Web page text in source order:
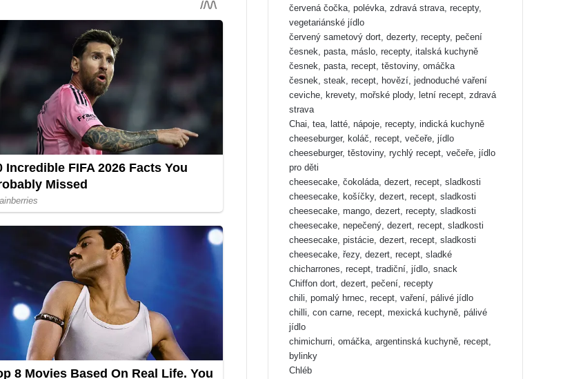
červená čočka, polévka, zdravá strava, recepty,
vegetariánské jídlo
červený sametový dort, dezerty, recepty, pečení
česnek, pasta, máslo, recepty, italská kuchyně
česnek, pasta, recept, těstoviny, omáčka
česnek, steak, recept, hovězí, jednoduché vaření
ceviche, krevety, mořské plody, letní recept, zdravá
strava
Chai, tea, latté, nápoje, recepty, indická kuchyně
cheeseburger, koláč, recept, večeře, jídlo
cheeseburger, těstoviny, rychlý recept, večeře, jídlo
pro děti
cheesecake, čokoláda, dezert, recept, sladkosti
cheesecake, košíčky, dezert, recept, sladkosti
cheesecake, mango, dezert, recepty, sladkosti
cheesecake, nepečený, dezert, recept, sladkosti
cheesecake, pistácie, dezert, recept, sladkosti
cheesecake, řezy, dezert, recept, sladké
chicharrones, recept, tradiční, jídlo, snack
Chiffon dort, dezert, pečení, recepty
chili, pomalý hrnec, recept, vaření, pálivé jídlo
chilli, con carne, recept, mexická kuchyně, pálivé
jídlo
chimichurri, omáčka, argentinská kuchyně, recept,
bylinky
Chléb